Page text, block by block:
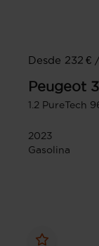
Desde 232 €
Peugeot
1.2 PureTech
2023
Gasolina